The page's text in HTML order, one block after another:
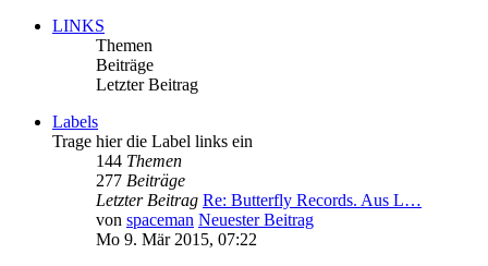
LINKS
Themen
Beiträge
Letzter Beitrag
Labels
Trage hier die Label links ein
144 Themen
277 Beiträge
Letzter Beitrag Re: Butterfly Records. Aus L…
von spaceman Neuester Beitrag
Mo 9. Mär 2015, 07:22